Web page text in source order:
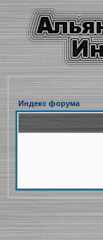
Индекс форума